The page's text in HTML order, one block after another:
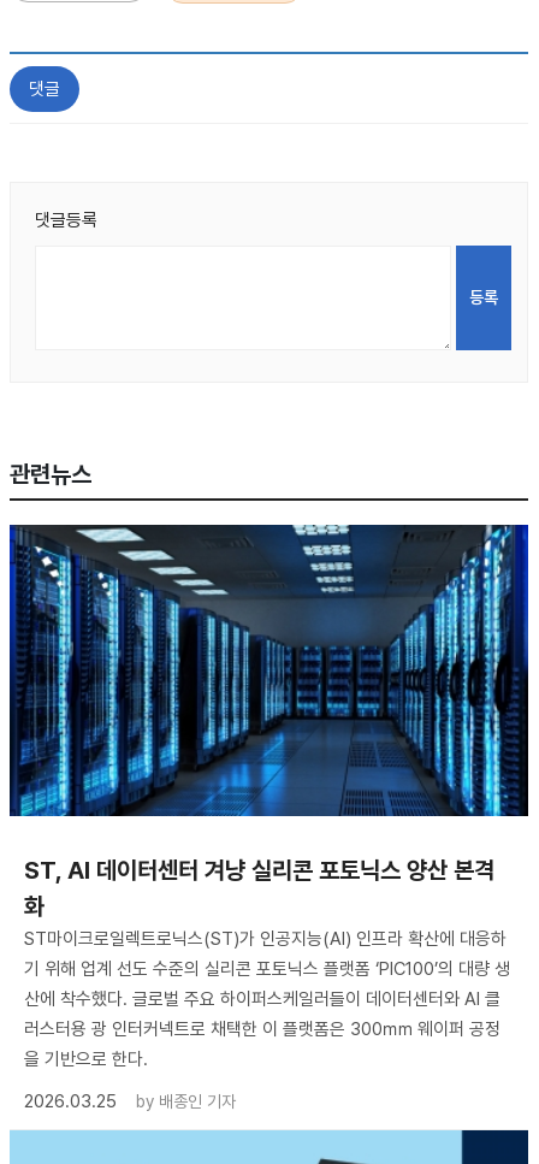
댓글
댓글등록
관련뉴스
ST, AI 데이터센터 겨냥 실리콘 포토닉스 양산 본격
화
ST마이크로일렉트로닉스(ST)가 인공지능(AI) 인프라 확산에 대응하
기 위해 업계 선도 수준의 실리콘 포토닉스 플랫폼 ‘PIC100’의 대량 생
산에 착수했다. 글로벌 주요 하이퍼스케일러들이 데이터센터와 AI 클
러스터용 광 인터커넥트로 채택한 이 플랫폼은 300㎜ 웨이퍼 공정
을 기반으로 한다.
2026.03.25
by 배종인 기자